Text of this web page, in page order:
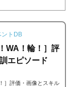
ントDB
WA！輪！］評
エピソード
］評価・画像とスキル